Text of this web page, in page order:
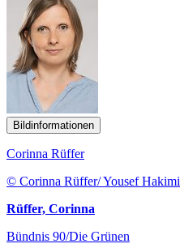
Bildinformationen
Corinna Rüffer
© Corinna Rüffer/ Yousef Hakimi
Rüffer, Corinna
Bündnis 90/Die Grünen